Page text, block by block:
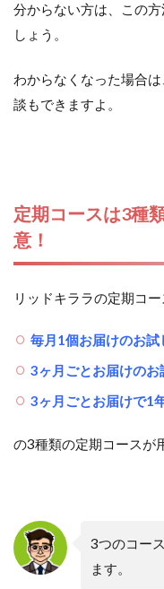
分からない方は、この
しょう。
わからなくなった場合
談もできますよ。
定期コースは3種
意！
リッドキララの定期コ
毎月1個お届けのお試
3ヶ月ごとお届けのお
3ヶ月ごとお届けで1
の3種類の定期コースが
3つのコー
ます。